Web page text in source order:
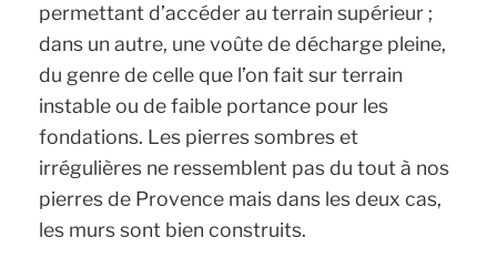
permettant d’accéder au terrain supérieur ;
dans un autre, une voûte de décharge pleine,
du genre de celle que l’on fait sur terrain
instable ou de faible portance pour les
fondations. Les pierres sombres et
irrégulières ne ressemblent pas du tout à nos
pierres de Provence mais dans les deux cas,
les murs sont bien construits.